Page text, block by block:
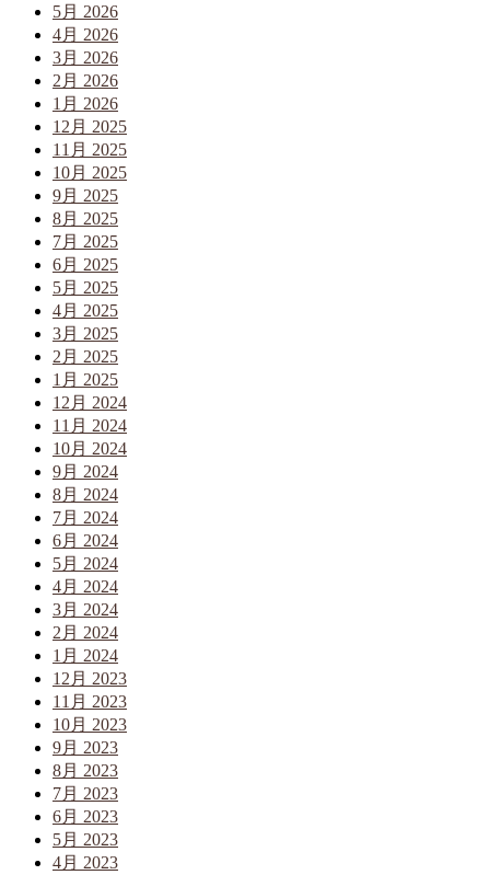
5月 2026
4月 2026
3月 2026
2月 2026
1月 2026
12月 2025
11月 2025
10月 2025
9月 2025
8月 2025
7月 2025
6月 2025
5月 2025
4月 2025
3月 2025
2月 2025
1月 2025
12月 2024
11月 2024
10月 2024
9月 2024
8月 2024
7月 2024
6月 2024
5月 2024
4月 2024
3月 2024
2月 2024
1月 2024
12月 2023
11月 2023
10月 2023
9月 2023
8月 2023
7月 2023
6月 2023
5月 2023
4月 2023